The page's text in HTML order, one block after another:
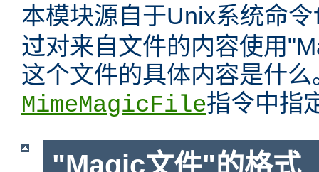
本模块源自于Unix系统命令
过对来自文件的内容使用
这个文件的具体内容是什
MimeMagicFile指令中指
"Magic文件"的格式